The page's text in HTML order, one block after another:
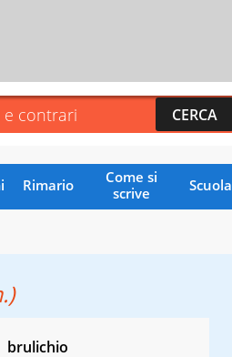
Rimario
Come si
scrive
Scuola
brulichio